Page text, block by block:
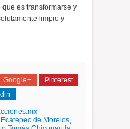
es transformarse y
limpio y
Google+
Pinterest
Ecatepec de Morelos,